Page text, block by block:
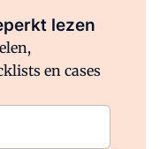
lezen
en cases